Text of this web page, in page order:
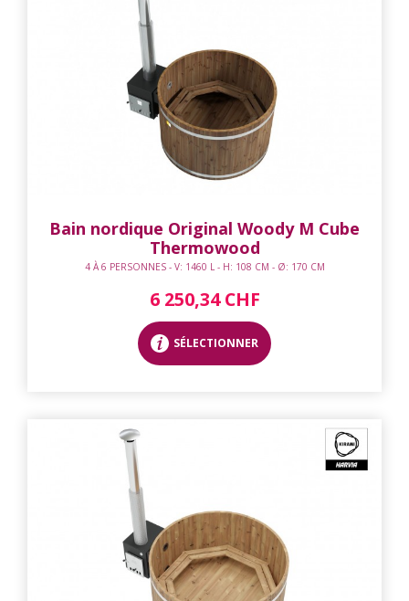
Bain nordique Original Woody M Cube
Thermowood
4 À 6 PERSONNES - V: 1460 L - H: 108 CM - Ø: 170 CM
6 250,34 CHF
SÉLECTIONNER